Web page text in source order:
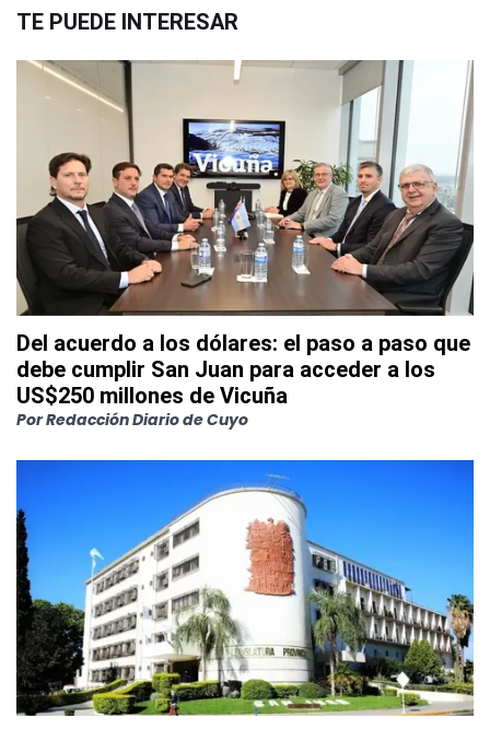
TE PUEDE INTERESAR
Del acuerdo a los dólares: el paso a paso que
debe cumplir San Juan para acceder a los
US$250 millones de Vicuña
PorRedacción Diario de Cuyo